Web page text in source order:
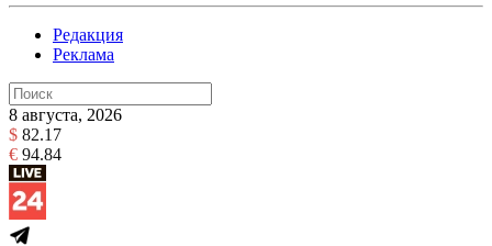
Редакция
Реклама
8 августа, 2026
$ 82.17
€ 94.84